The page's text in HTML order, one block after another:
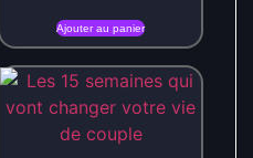
Ajouter au panier